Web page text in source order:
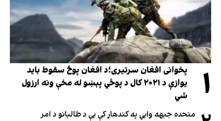
۱
پخوانی افغان سرتیری؛د افغان پوځ سقوط باید
یوازې د ۲۰۲۱ کال د پوځي پېښو له مخې ونه ارزول
شي
متحده جبهه وايي په کندهار کې یې د طالبانو د امر